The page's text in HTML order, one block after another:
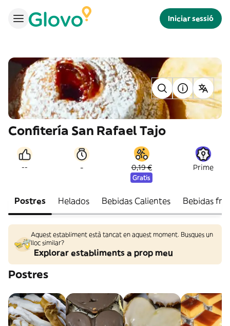
Iniciar sessió
Confitería San Rafael Tajo
-- - 0,19 €
Gratis
Prime
Postres Helados Bebidas Calientes Bebidas
Aquest establiment està tancat en aquest moment. Busques un
lloc similar?
Explorar establiments a prop meu
Postres